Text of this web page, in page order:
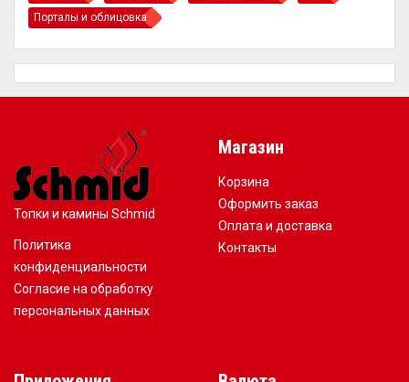
Порталы и облицовка
Топки и камины Schmid
Политика
конфиденциальности
Согласие на обработку
персональных данных
Магазин
Корзина
Оформить заказ
Оплата и доставка
Контакты